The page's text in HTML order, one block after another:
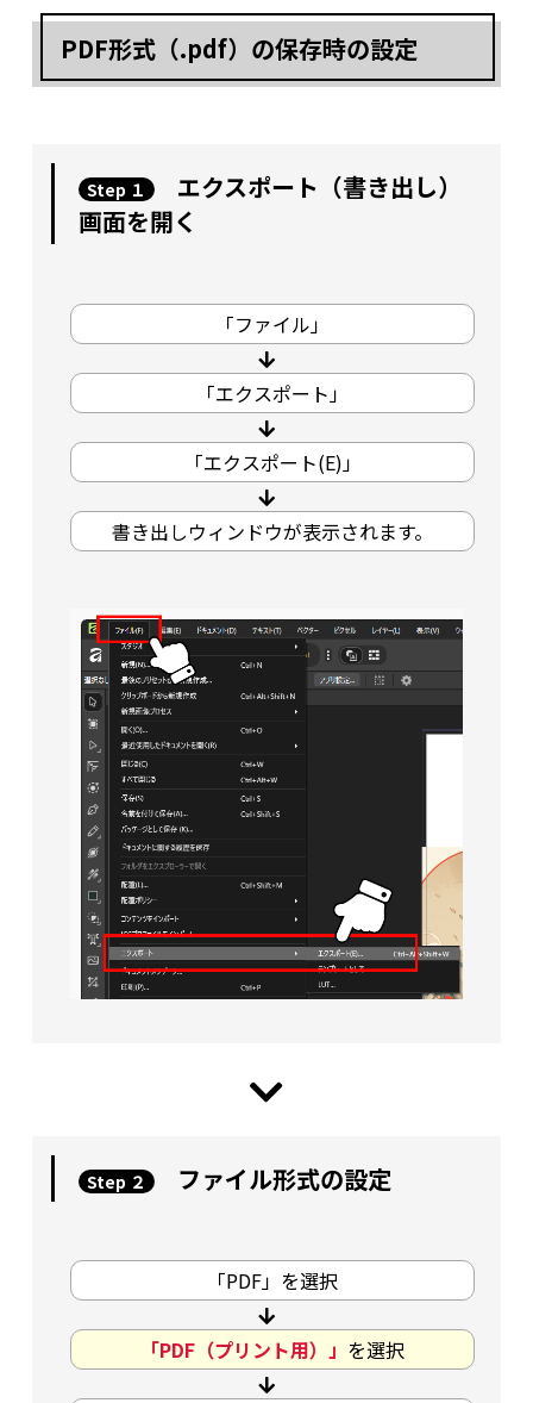
PDF形式（.pdf）の保存時の設定
Step １
エクスポート（書き出し）
画面を開く
「ファイル」
「エクスポート」
「エクスポート(E)」
書き出しウィンドウが表示されます。
Step ２ ファイル形式の設定
「PDF」を選択
「PDF（プリント用）」 を選択